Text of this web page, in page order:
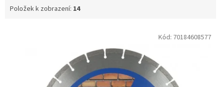
Položek k zobrazení: 14
Kód: 70184608577